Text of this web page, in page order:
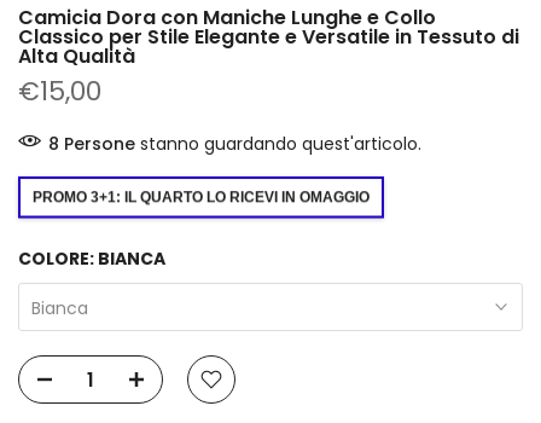
Camicia Dora con Maniche Lunghe e Collo
Classico per Stile Elegante e Versatile in Tessuto di
Alta Qualità
€15,00
1 Personestanno guardando quest'articolo.
PROMO 3+1: IL QUARTO LO RICEVI IN OMAGGIO
COLORE: BIANCA
Bianca